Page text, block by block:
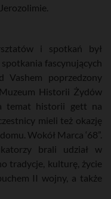
i spotkań był
fascynujących
Vashem poprzedzony
Historii Żydów
temat historii gett na
mieli też okazję
Wokół Marca ‘68”.
brali udział w
tradycje, kulturę, życie
II wojny, a także